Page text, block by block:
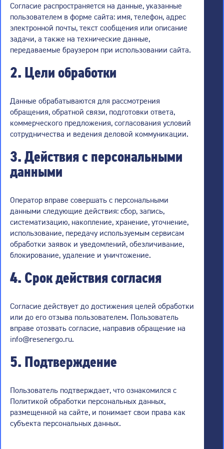
Согласие распространяется на данные, указанные
пользователем в форме сайта: имя, телефон, адрес
электронной почты, текст сообщения или описание
задачи, а также на технические данные,
передаваемые браузером при использовании сайта.
2. Цели обработки
Данные обрабатываются для рассмотрения
обращения, обратной связи, подготовки ответа,
коммерческого предложения, согласования условий
сотрудничества и ведения деловой коммуникации.
3. Действия с персональными
данными
Оператор вправе совершать с персональными
данными следующие действия: сбор, запись,
систематизацию, накопление, хранение, уточнение,
использование, передачу используемым сервисам
обработки заявок и уведомлений, обезличивание,
блокирование, удаление и уничтожение.
4. Срок действия согласия
Согласие действует до достижения целей обработки
или до его отзыва пользователем. Пользователь
вправе отозвать согласие, направив обращение на
info@resenergo.ru.
5. Подтверждение
Пользователь подтверждает, что ознакомился с
Политикой обработки персональных данных,
размещенной на сайте, и понимает свои права как
субъекта персональных данных.